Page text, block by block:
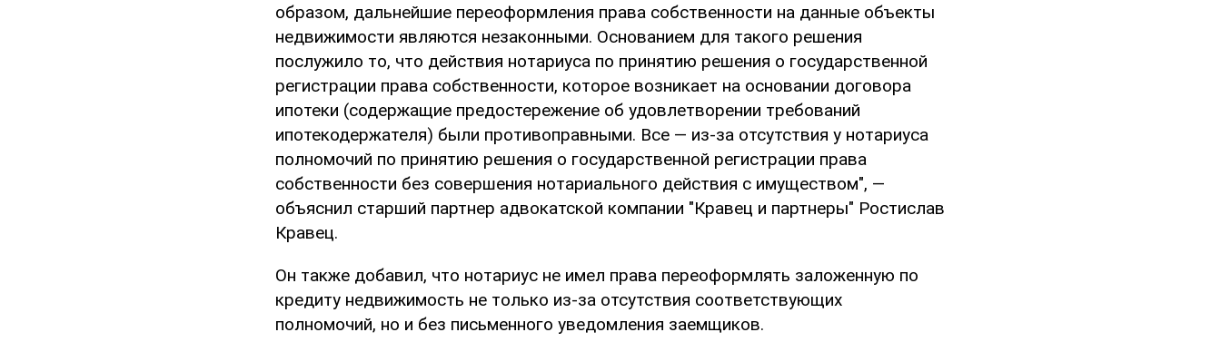
образом, дальнейшие переоформления права собственности на данные объекты
недвижимости являются незаконными. Основанием для такого решения
послужило то, что действия нотариуса по принятию решения о государственной
регистрации права собственности, которое возникает на основании договора
ипотеки (содержащие предостережение об удовлетворении требований
ипотекодержателя) были противоправными. Все — из-за отсутствия у нотариуса
полномочий по принятию решения о государственной регистрации права
собственности без совершения нотариального действия с имуществом", —
объяснил старший партнер адвокатской компании "Кравец и партнеры" Ростислав
Кравец.
Он также добавил, что нотариус не имел права переоформлять заложенную по
кредиту недвижимость не только из-за отсутствия соответствующих
полномочий, но и без письменного уведомления заемщиков.